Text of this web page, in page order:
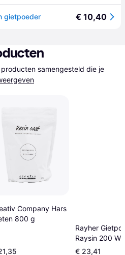
gietpoeder € 10,40
samengesteld die je
Company Hars
800 g
Rayher
Raysin 200
€ 23,41